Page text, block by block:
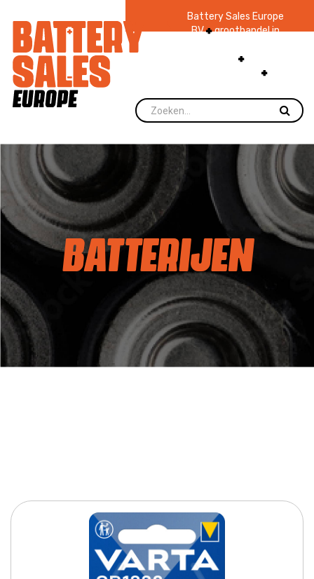
Battery Sales Europe
BV groothandel in
zaklampen Ruim 48
jaar ervaring
voorraad.
BATTERIJEN